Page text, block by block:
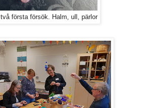
två första försök. Halm, ull, pärlor